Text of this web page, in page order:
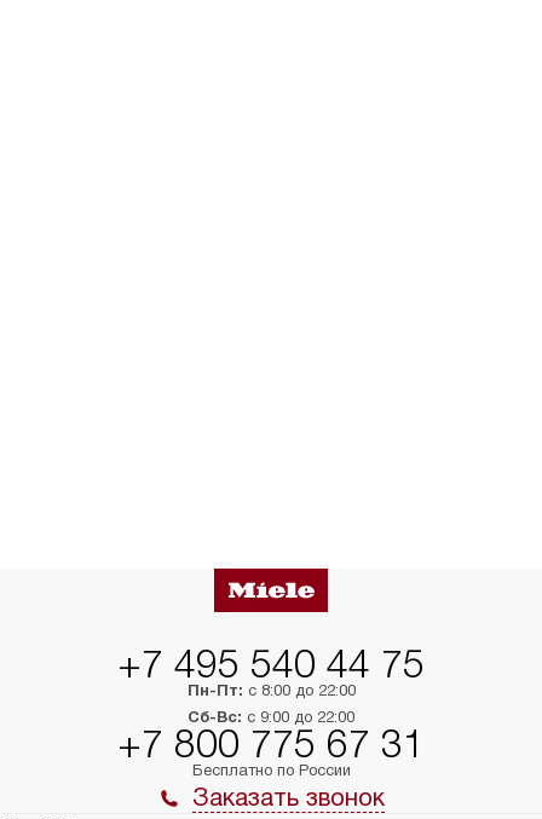
+7 495 540 44 75
Пн-Пт: с 8:00 до 22:00
Сб-Вс: с 9:00 до 22:00
+7 800 775 67 31
Бесплатно по России
Заказать звонок